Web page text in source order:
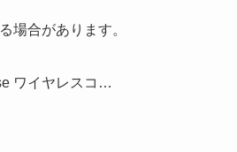
場合があります。
ワイヤレスコ…